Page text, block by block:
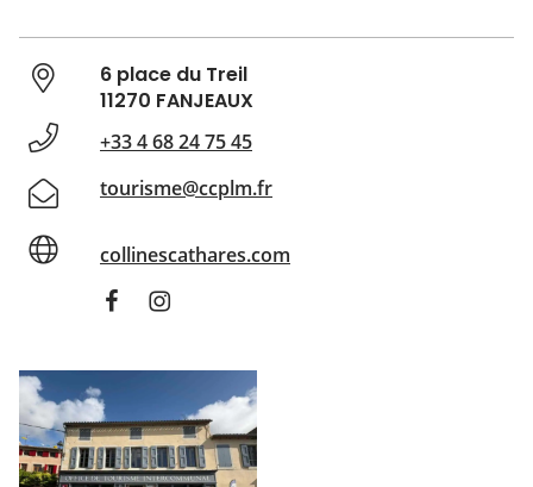
6 place du Treil
11270 FANJEAUX
+33 4 68 24 75 45
tourisme@ccplm.fr
collinescathares.com